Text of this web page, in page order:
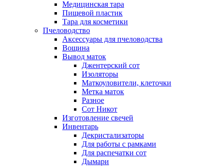
Медицинская тара
Пищевой пластик
Тара для косметики
Пчеловодство
Аксессуары для пчеловодства
Вощина
Вывод маток
Джентерский сот
Изоляторы
Маткоуловители, клеточки
Метка маток
Разное
Сот Никот
Изготовление свечей
Инвентарь
Декристализаторы
Для работы с рамками
Для распечатки сот
Дымари